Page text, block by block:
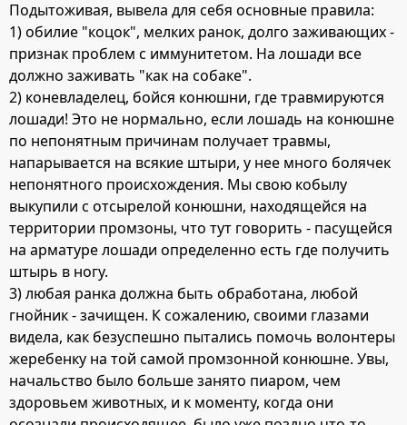
Подытоживая, вывела для себя основные правила:
1) обилие "коцок", мелких ранок, долго заживающих -
признак проблем с иммунитетом. На лошади все
должно заживать "как на собаке".
2) коневладелец, бойся конюшни, где травмируются
лошади! Это не нормально, если лошадь на конюшне
по непонятным причинам получает травмы,
напарывается на всякие штыри, у нее много болячек
непонятного происхождения. Мы свою кобылу
выкупили с отсырелой конюшни, находящейся на
территории промзоны, что тут говорить - пасущейся
на арматуре лошади определенно есть где получить
штырь в ногу.
3) любая ранка должна быть обработана, любой
гнойник - зачищен. К сожалению, своими глазами
видела, как безуспешно пытались помочь волонтеры
жеребенку на той самой промзонной конюшне. Увы,
начальство было больше занято пиаром, чем
здоровьем животных, и к моменту, когда они